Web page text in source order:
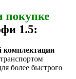
покупке
1.5:
комплектации
более быстрого